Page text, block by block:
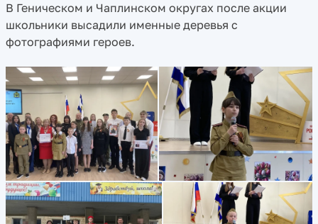
В Геническом и Чаплинском округах после акции
школьники высадили именные деревья с
фотографиями героев.